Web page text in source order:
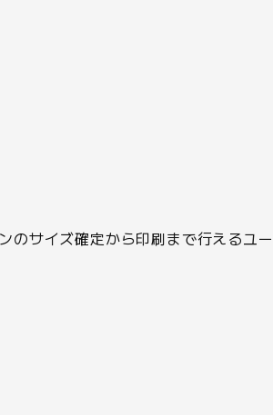
のサイズ確定から印刷まで行えるユ